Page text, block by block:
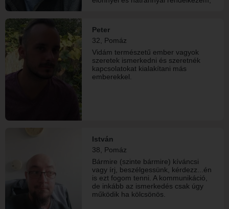
szeretem a párkapcsolatban.
gyermekem van viszont nem velem
élnek.
Peter
32, Pomáz
Vidám természetű ember vagyok
szeretek ismerkedni és szeretnék
kapcsolatokat kialakítani más
emberekkel.
István
38, Pomáz
Bármire (szinte bármire) kíváncsi
vagy írj, beszélgessünk, kérdezz...én
is ezt fogom tenni. A kommunikáció,
de inkább az ismerkedés csak úgy
működik ha kölcsönös.